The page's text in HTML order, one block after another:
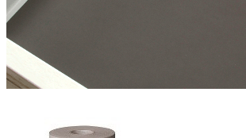
бежевый серый